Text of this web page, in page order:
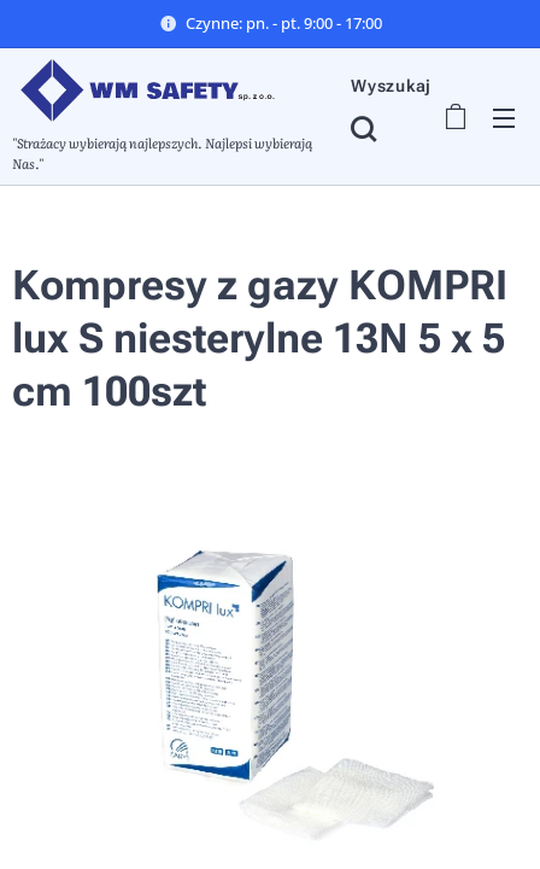
Czynne: pn. - pt. 9:00 - 17:00
"Strażacy wybierają najlepszych. Najlepsi wybierają
Nas."
Wyszukaj
Kompresy z gazy KOMPRI
lux S niesterylne 13N 5 x 5
cm 100szt